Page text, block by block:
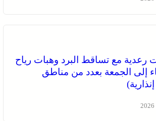
مع تساقط البرد وهبات رياح
إلى الجمعة بعدد من مناطق